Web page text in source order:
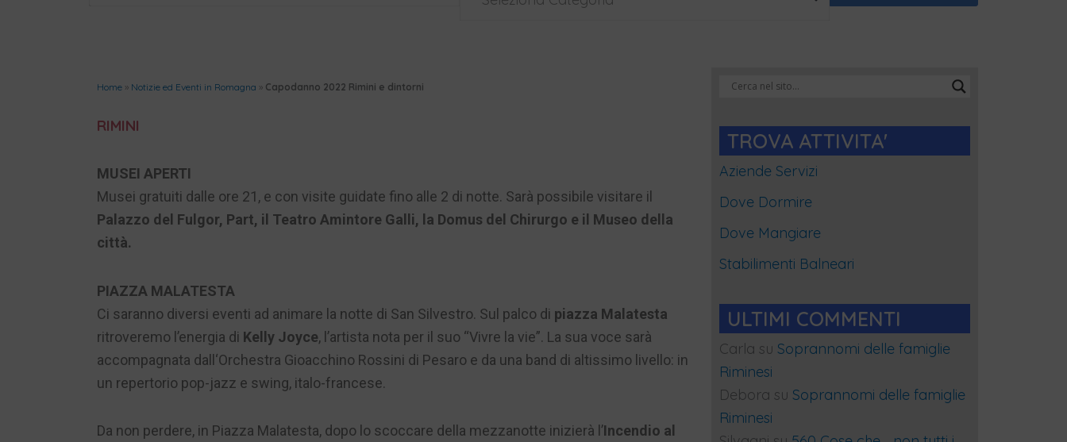
Home » Notizie ed Eventi in Romagna » Capodanno 2022 Rimini e dintorni
RIMINI
MUSEI APERTI
Musei gratuiti dalle ore 21, e con visite guidate fino alle 2 di notte. Sarà possibile visitare il
Palazzo del Fulgor, Part, il Teatro Amintore Galli, la Domus del Chirurgo e il Museo della
città.
PIAZZA MALATESTA
Ci saranno diversi eventi ad animare la notte di San Silvestro. Sul palco di piazza Malatesta
ritroveremo l’energia di Kelly Joyce, l’artista nota per il suo “Vivre la vie”. La sua voce sarà
accompagnata dall‘Orchestra Gioacchino Rossini di Pesaro e da una band di altissimo livello: in
un repertorio pop-jazz e swing, italo-francese.
Da non perdere, in Piazza Malatesta, dopo lo scoccare della mezzanotte inizierà l’Incendio al
TROVA ATTIVITA'
Aziende Servizi
Dove Dormire
Dove Mangiare
Stabilimenti Balneari
ULTIMI COMMENTI
Carla su Soprannomi delle famiglie
Riminesi
Debora su Soprannomi delle famiglie
Riminesi
Categorie